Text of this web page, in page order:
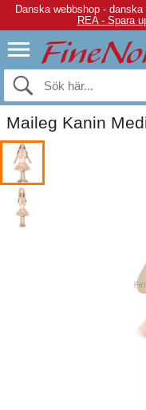
Danska webbshop -
REA - Spara
Maileg Kanin